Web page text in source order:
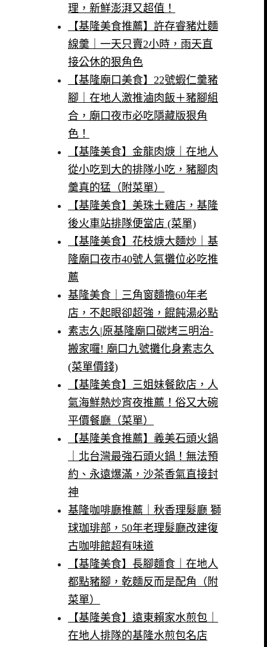
理，新鮮澎湃又超值！
【基隆美食推薦】許存睿豬灶麵
線羹｜一天只賣2小時，雨天直
接公休的狠角色
【基隆廟口美食】22號蝦仁羹豬
腳｜在地人激推滷肉飯＋豬腳組
合，廟口夜市必吃隱藏版狠角
色！
【基隆美食】金龍肉焿｜在地人
從小吃到大的排隊小吃，豬腳肉
羹真的猛（附菜單）
【基隆美食】美珠土雞店，基隆
後火車站排隊便當店 (菜單)
【基隆美食】花枝焿大麵炒｜基
隆廟口夜市40號人氣攤位必吃推
薦
基隆美食｜三角窗麵擔60年老
店，不起眼卻超強，餛飩湯必點
素志久|原基隆廟口碳烤三明治-
搬家囉! 廟口九號攤化身素志久
(菜單價錢)
【基隆美食】三姐妹餐飲店，人
氣海鮮熱炒宵夜推薦！俗又大碗
平價餐廳（菜單）
【基隆美食推薦】義美石頭火鍋
｜北台灣最強石頭火鍋！無法預
約、永遠爆滿，沙茶香氣直接封
神
基隆咖啡廳推薦｜秋香理髮廳 獅
球珈琲部，50年老理髮廳改建復
古咖啡館超有味道
【基隆美食】長腳麵食｜在地人
都點豬腳，乾麵反而是配角（附
菜單）
【基隆美食】遠東賴家水煎包｜
在地人排隊的基隆水煎包名店